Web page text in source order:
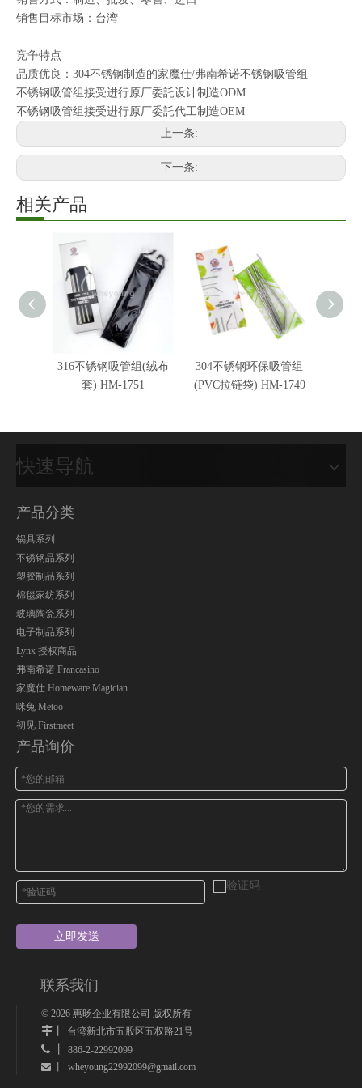
销售目标市场：台湾
竞争特点
品质优良：304不锈钢制造的家魔仕/弗南希诺不锈钢吸管组
不锈钢吸管组接受进行原厂委託设计制造ODM
不锈钢吸管组接受进行原厂委託代工制造OEM
上一条:
下一条:
相关产品
316不锈钢吸管组(绒布
套) HM-1751
304不锈钢环保吸管组
(PVC拉链袋) HM-1749
快速导航
产品分类
锅具系列
不锈钢品系列
塑胶制品系列
棉毯家纺系列
玻璃陶瓷系列
电子制品系列
Lynx 授权商品
弗南希诺 Francasino
家魔仕 Homeware Magician
咪兔 Metoo
初见 Firstmeet
产品询价
立即发送
联系我们
© 2026 惠旸企业有限公司 版权所有
丨 台湾新北市五股区五权路21号
 丨 886-2-22992099
 丨 wheyoung22992099@gmail.com